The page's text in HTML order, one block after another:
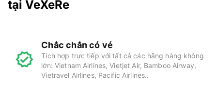
tại VeXeRe
Chắc chắn có vé
Tích hợp trực tiếp với tất cả các hãng hàng không
lớn: Vietnam Airlines, Vietjet Air, Bamboo Airway,
Vietravel Airlines, Pacific Airlines..